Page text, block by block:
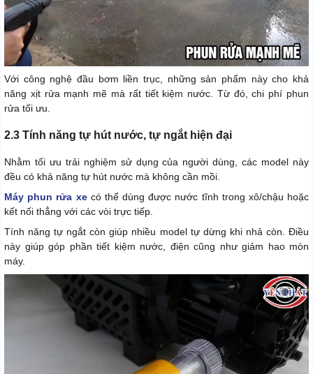
Với công nghệ đầu bơm liền trục, những sản phẩm này cho khả
năng xịt rửa mạnh mẽ mà rất tiết kiệm nước. Từ đó, chi phí phun
rửa tối ưu.
2.3 Tính năng tự hút nước, tự ngắt hiện đại
Nhằm tối ưu trải nghiệm sử dụng của người dùng, các model này
đều có khả năng tự hút nước mà không cần mồi.
Máy phun rửa xecó thể dùng được nước tĩnh trong xô/chậu hoặc
kết nối thẳng với các vòi trực tiếp.
Tính năng tự ngắt còn giúp nhiều model tự dừng khi nhả còn. Điều
này giúp góp phần tiết kiệm nước, điện cũng như giảm hao mòn
máy.